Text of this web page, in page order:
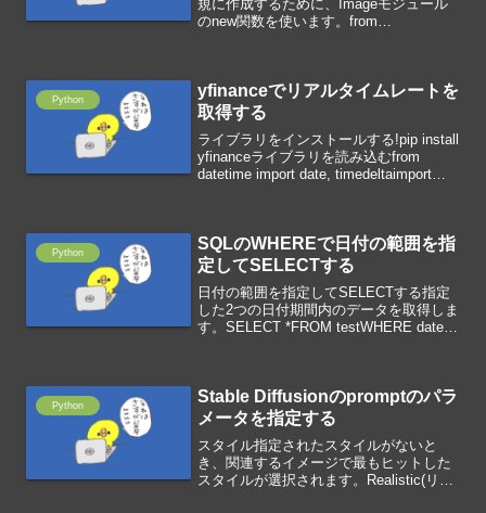
規に作成するために、Imageモジュール
のnew関数を使います。from
Python
yfinanceでリアルタイムレートを
取得する
ライブラリをインストールする!pip install
yfinanceライブラリを読み込むfrom
datetime import date, timedeltaimport
Python
SQLのWHEREで日付の範囲を指
定してSELECTする
日付の範囲を指定してSELECTする指定
した2つの日付期間内のデータを取得しま
す。SELECT *FROM testWHERE date
Python
Stable Diffusionのpromptのパラ
メータを指定する
スタイル指定されたスタイルがないと
き、関連するイメージで最もヒットした
スタイルが選択されます。Realistic(リア